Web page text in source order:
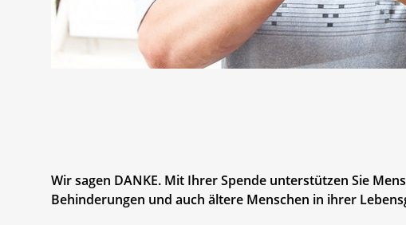
Wir sagen DANKE. Mit Ihrer Spende unterstützen Sie
Behinderungen und auch ältere Menschen in ihrer